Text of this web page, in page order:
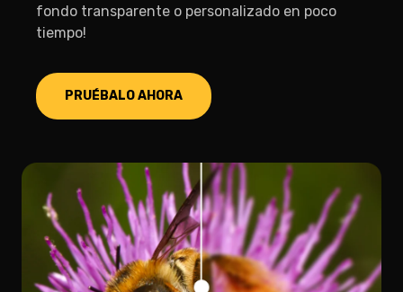
fondo transparente o personalizado en poco
tiempo!
PRUÉBALO AHORA